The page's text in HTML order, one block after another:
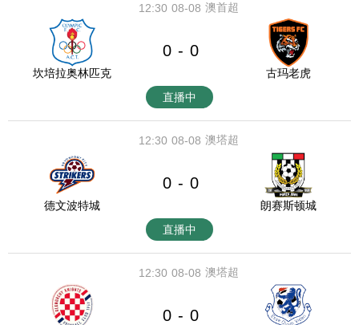
08-08
12:30 澳首超
坎培拉奥林匹克
0 - 0
古玛老虎
直播中
08-08
12:30 澳塔超
德文波特城
0 - 0
朗赛斯顿城
直播中
08-08
12:30 澳塔超
0 - 0